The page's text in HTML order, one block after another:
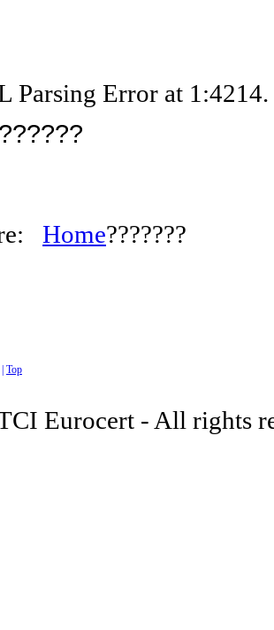
Parsing Error at
Home???????
Top
Eurocert - All rights